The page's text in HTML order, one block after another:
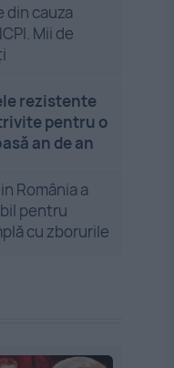
din cauza
Mii de
rezistente
pentru o
an de an
România a
pentru
cu zborurile